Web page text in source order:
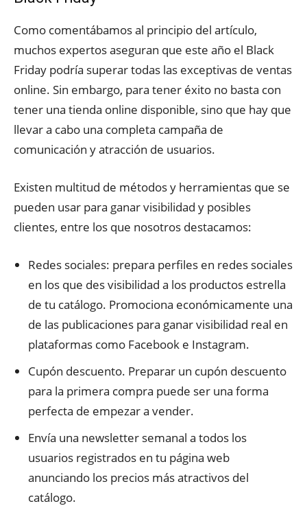
Como comentábamos al principio del artículo,
muchos expertos aseguran que este año el Black
Friday podría superar todas las exceptivas de ventas
online. Sin embargo, para tener éxito no basta con
tener una tienda online disponible, sino que hay que
llevar a cabo una completa campaña de
comunicación y atracción de usuarios.
Existen multitud de métodos y herramientas que se
pueden usar para ganar visibilidad y posibles
clientes, entre los que nosotros destacamos:
Redes sociales: prepara perfiles en redes sociales
en los que des visibilidad a los productos estrella
de tu catálogo. Promociona económicamente una
de las publicaciones para ganar visibilidad real en
plataformas como Facebook e Instagram.
Cupón descuento. Preparar un cupón descuento
para la primera compra puede ser una forma
perfecta de empezar a vender.
Envía una newsletter semanal a todos los
usuarios registrados en tu página web
anunciando los precios más atractivos del
catálogo.